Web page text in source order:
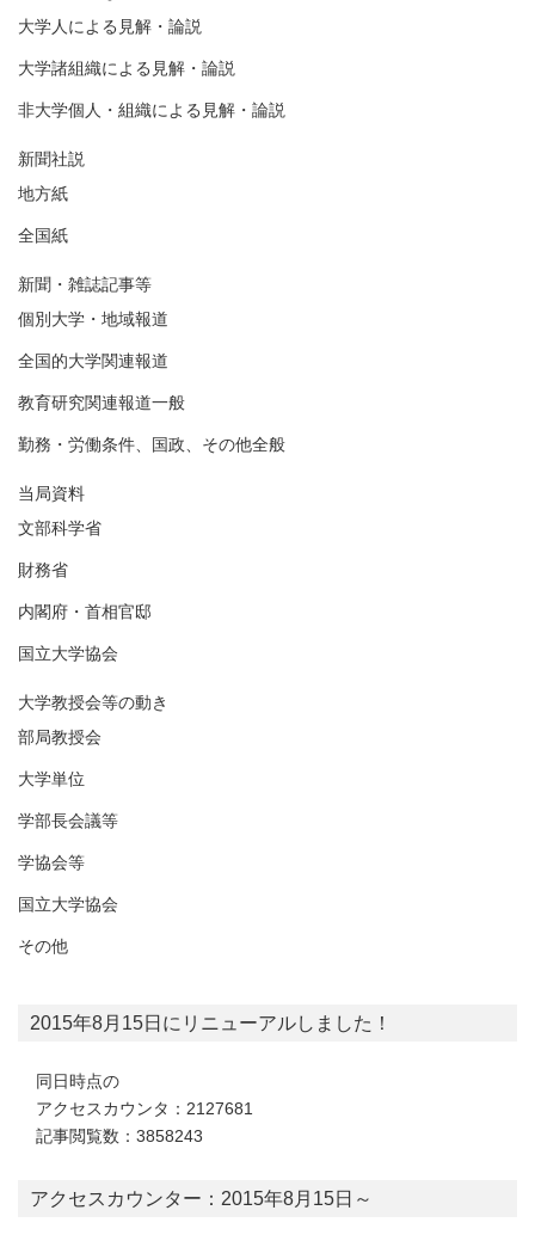
大学人による見解・論説
大学諸組織による見解・論説
非大学個人・組織による見解・論説
新聞社説
地方紙
全国紙
新聞・雑誌記事等
個別大学・地域報道
全国的大学関連報道
教育研究関連報道一般
勤務・労働条件、国政、その他全般
当局資料
文部科学省
財務省
内閣府・首相官邸
国立大学協会
大学教授会等の動き
部局教授会
大学単位
学部長会議等
学協会等
国立大学協会
その他
2015年8月15日にリニューアルしました！
同日時点の
アクセスカウンタ：2127681
記事閲覧数：3858243
アクセスカウンター：2015年8月15日～